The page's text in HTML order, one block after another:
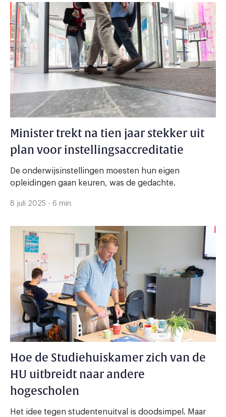
Minister trekt na tien jaar stekker uit
plan voor instellingsaccreditatie
De onderwijsinstellingen moesten hun eigen
opleidingen gaan keuren, was de gedachte.
8 juli 2025 - 6 min.
Hoe de Studiehuiskamer zich van de
HU uitbreidt naar andere
hogescholen
Het idee tegen studentenuitval is doodsimpel. Maar